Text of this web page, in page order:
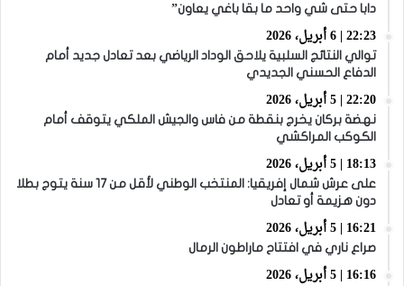
دابا حتى شي واحد ما بقا باغي يعاون”
22:23 | 6 أبريل، 2026
توالي النتائج السلبية يلاحق الوداد الرياضي بعد تعادل جديد أمام
الدفاع الحسني الجديدي
22:20 | 5 أبريل، 2026
نهضة بركان يخرج بنقطة من فاس والجيش الملكي يتوقف أمام
الكوكب المراكشي
18:13 | 5 أبريل، 2026
على عرش شمال إفريقيا: المنتخب الوطني لأقل من 17 سنة يتوج بطلا
دون هزيمة أو تعادل
16:21 | 5 أبريل، 2026
صراع ناري في افتتاح ماراطون الرمال
16:16 | 5 أبريل، 2026